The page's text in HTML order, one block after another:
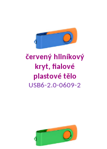
červený hliníkový
kryt, fialové
plastové tělo
USB6-2.0-0609-2